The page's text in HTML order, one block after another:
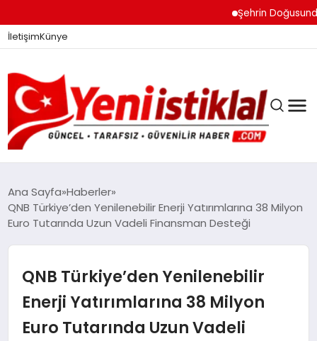
Şehrin
İletişimKünye
GÜNDEM
DÜNYA
EĞITIM
Ana Sayfa Haberler
QNB Türkiye’den Yenilenebilir Enerji Yatırımlarına 38 Milyon
Euro Tutarında Uzun Vadeli Finansman Desteği
QNB Türkiye’den Yenilenebilir
Enerji Yatırımlarına 38 Milyon
Euro Tutarında Uzun Vadeli